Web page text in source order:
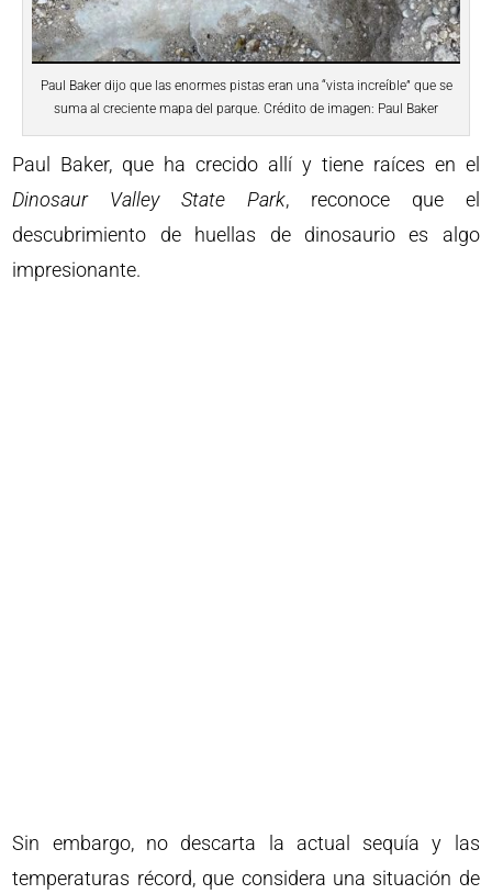
Paul Baker dijo que las enormes pistas eran una “vista increíble” que se
suma al creciente mapa del parque. Crédito de imagen: Paul Baker
Paul Baker, que ha crecido allí y tiene raíces en el
Dinosaur Valley State Park, reconoce que el
descubrimiento de huellas de dinosaurio es algo
impresionante.
Sin embargo, no descarta la actual sequía y las
temperaturas récord, que considera una situación de